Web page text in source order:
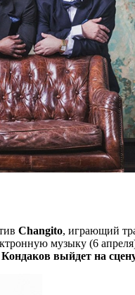
Changito, играющий
музыку (6
Кондаков выйдет на